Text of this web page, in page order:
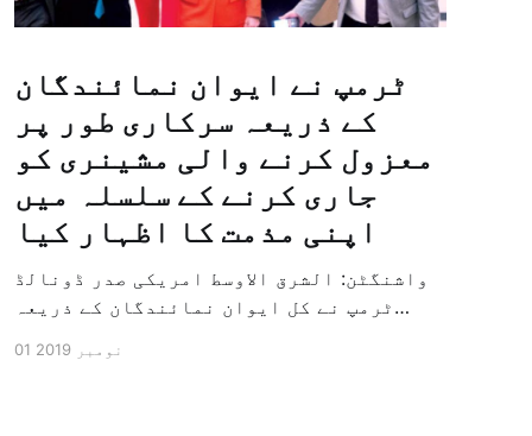
ٹرمپ نے ایوان نمائندگان
کے ذریعہ سرکاری طور پر
معزول کرنے والی مشینری کو
جاری کرنے کے سلسلہ میں
اپنی مذمت کا اظہار کیا
واشنگٹن: الشرق الاوسط امریکی صدر ڈونالڈ
ٹرمپ نے کل ایوان نمائندگان کے ذریعہ
جاری کرنے کے سلسلہ میں اپنی مذمت کا
01 نومبر 2019